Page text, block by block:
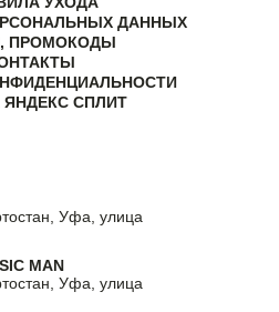
ДАННЫХ
ПРОМОКОДЫ
ЯНДЕКС СПЛИТ
Уфа, улица
MAN
Уфа, улица